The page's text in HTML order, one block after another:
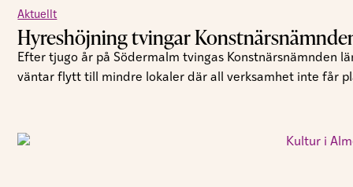
Aktuellt
Hyreshöjning tvingar
Efter tjugo år på Södermalm tvingas Konstnärsnämnden
väntar flytt till mindre lokaler där all verksamhet inte får